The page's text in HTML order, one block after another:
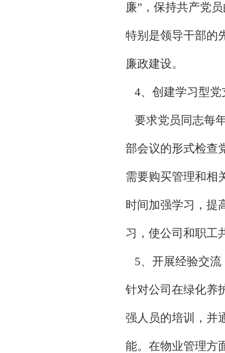
廉”，保持共产党
特别是领导干部的
廉政建设。
4、创建学习型党
要求党员同志每
部会议的形式检查
需要购买管理和相
时间加强学习，提
习，使公司和职工
5、开展经验交流
针对公司在绿化养
强人员的培训，并
能。在物业管理方